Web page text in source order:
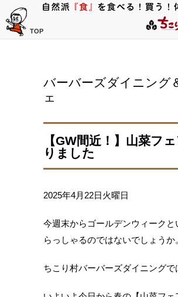
TOP
バーバーズダイニング
ェ
【GW間近！】山菜フ
りました
2025年4月22日火曜日
今週末からゴールデンウィークと
らっしゃるのではないでしょうか
ちこり村バーバーズダイニングで